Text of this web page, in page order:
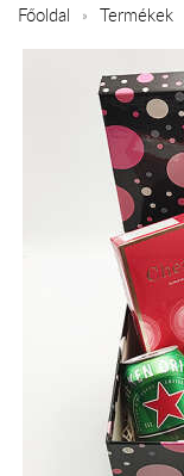
Főoldal Termékek